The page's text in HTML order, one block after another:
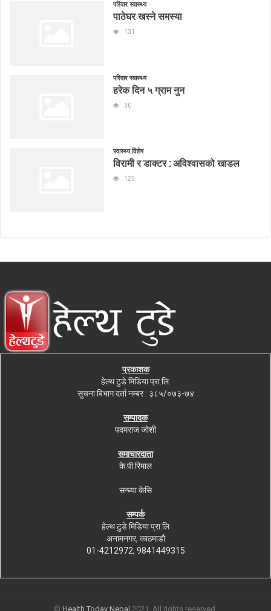
परिवार स्वास्थ्य
पाठेघर खस्ने समस्या
131
परिवार स्वास्थ्य
हरेक दिन ५ ग्राम नुन
30
स्वास्थ्य विशेष
विरामी र डाक्टर : अविश्वासको खाडल
125
प्रकाशक
हेल्थ टुडे मिडिया प्रा.लि.
सुचना बिभाग दर्ता नम्बर : ३८५/०७३-७४
सम्पादक
पदमराज जोशी
समाचारदाता
के.पी रिमाल
सन्ध्या केसि
सम्पर्क
हेल्थ टुडे मिडिया प्रा.लि
अनामनगर, काठमाडौ
01-4212972, 9841449315
© Health Today Nepal 2021. All rights reserved.